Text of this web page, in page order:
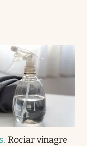
. Rociar vinagre